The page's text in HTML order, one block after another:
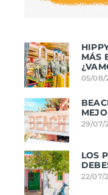
MÁS
05/08/
29/07/
LOS
22/07/